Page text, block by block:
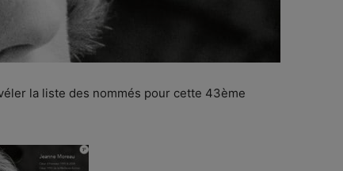
la liste des nommés pour cette 43ème